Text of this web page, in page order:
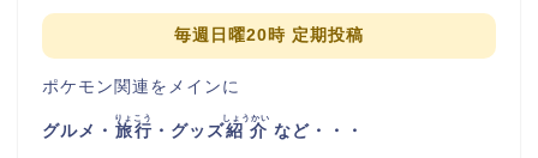
毎週日曜20時 定期投稿
ポケモン関連をメインに
グルメ・ 旅行
りょこう
・グッズ紹介
しょうかい
など・・・